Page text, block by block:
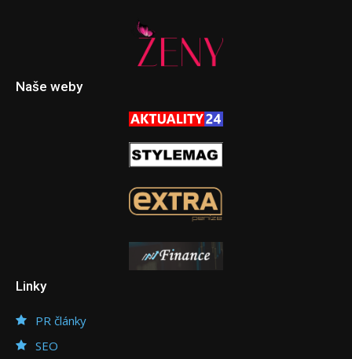
Naše weby
Linky
PR články
SEO